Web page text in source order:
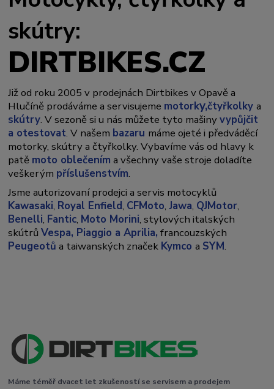
skútry:
DIRTBIKES.CZ
Již od roku 2005 v prodejnách Dirtbikes v Opavě a
Hlučíně prodáváme a servisujeme motorky,čtyřkolkya
skútry. V sezoně si u nás můžete tyto mašinyvypůjčit
a otestovat. V našem bazaru máme ojeté i předváděcí
motorky, skútry a čtyřkolky. Vybavíme vás od hlavy k
patě moto oblečením a všechny vaše stroje doladíte
veškerým příslušenstvím.
Jsme autorizovaní prodejci a servis motocyklů
Kawasaki, Royal Enfield, CFMoto,Jawa, QJMotor,
Benelli, Fantic, Moto Morini, stylových italských
skútrůVespa, Piaggio a Aprilia, francouzských
Peugeotů a taiwanských značek Kymcoa SYM.
Máme téměř dvacet let zkušeností se servisem a prodejem